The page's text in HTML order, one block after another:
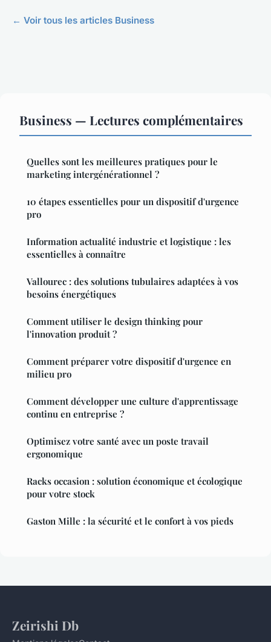
← Voir tous les articles Business
Business — Lectures complémentaires
Quelles sont les meilleures pratiques pour le
marketing intergénérationnel ?
10 étapes essentielles pour un dispositif d'urgence
pro
Information actualité industrie et logistique : les
essentielles à connaître
Vallourec : des solutions tubulaires adaptées à vos
besoins énergétiques
Comment utiliser le design thinking pour
l'innovation produit ?
Comment préparer votre dispositif d'urgence en
milieu pro
Comment développer une culture d'apprentissage
continu en entreprise ?
Optimisez votre santé avec un poste travail
ergonomique
Racks occasion : solution économique et écologique
pour votre stock
Gaston Mille : la sécurité et le confort à vos pieds
Zeirishi Db